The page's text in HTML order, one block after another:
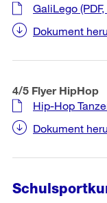
GaliLego
Dokument
4/5 Flyer HipHop
Hip-Hop
Dokument